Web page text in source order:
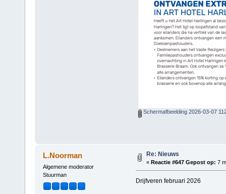
Schermafbeelding 2026-03-07
L.Noorman
Algemene moderator
Stuurman
Re: Nieuws
« Reactie #647 Gepost op: 7
Drijfveren februari 2026